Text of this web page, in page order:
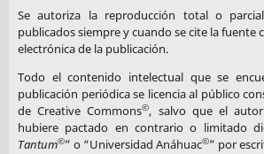
Se autoriza la reproducción total o
publicados siempre y cuando se cite la fuente
electrónica de la publicación.
Todo el contenido intelectual que se
publicación periódica se licencia al público
de Creative Commons©, salvo que el
hubiere pactado en contrario o limitado
Tantum©” o “Universidad Anáhuac©” por